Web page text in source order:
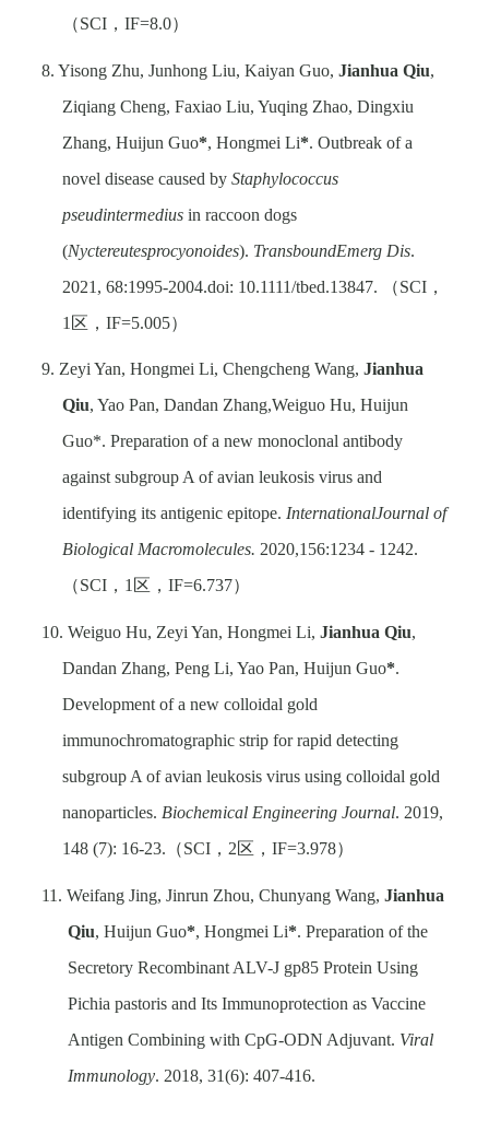
（SCI， IF=8.0）
8. Yisong Zhu, Junhong Liu, Kaiyan Guo, Jianhua Qiu,
Ziqiang Cheng, Faxiao Liu, Yuqing Zhao, Dingxiu
Zhang, Huijun Guo*, Hongmei Li*. Outbreak of a
novel disease caused by Staphylococcus
pseudintermediusin raccoon dogs
(Nyctereutesprocyonoides). TransboundEmerg Dis.
2021, 68:1995-2004.doi: 10.1111/tbed.13847.
（SCI，
1 区， IF=5.005）
9. Zeyi Yan, Hongmei Li, Chengcheng Wang, Jianhua
Qiu, Yao Pan, Dandan Zhang,Weiguo Hu, Huijun
Guo*. Preparation of a new monoclonal antibody
against subgroup A of avian leukosis virus and
identifying its antigenic epitope. InternationalJournal of
Biological Macromolecules. 2020,156:1234 - 1242.
（SCI， 1 区， IF=6.737）
10. Weiguo Hu, Zeyi Yan, Hongmei Li, Jianhua Qiu,
Dandan Zhang, Peng Li, Yao Pan, Huijun Guo*.
Development of a new colloidal gold
immunochromatographic strip for rapid detecting
subgroup A of avian leukosis virus using colloidal gold
nanoparticles. Biochemical Engineering Journal. 2019,
148 (7): 16-23. （SCI， 2区， IF=3.978）
11. Weifang Jing, Jinrun Zhou, Chunyang Wang, Jianhua
Qiu, Huijun Guo*, Hongmei Li*. Preparation of the
Secretory Recombinant ALV-J gp85 Protein Using
Pichia pastoris and Its Immunoprotection as Vaccine
Antigen Combining with CpG-ODN Adjuvant. Viral
Immunology. 2018, 31(6): 407-416.